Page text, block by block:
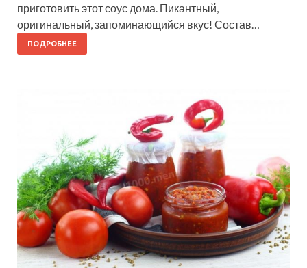
приготовить этот соус дома. Пикантный,
оригинальный, запоминающийся вкус! Состав…
ПОДРОБНЕЕ